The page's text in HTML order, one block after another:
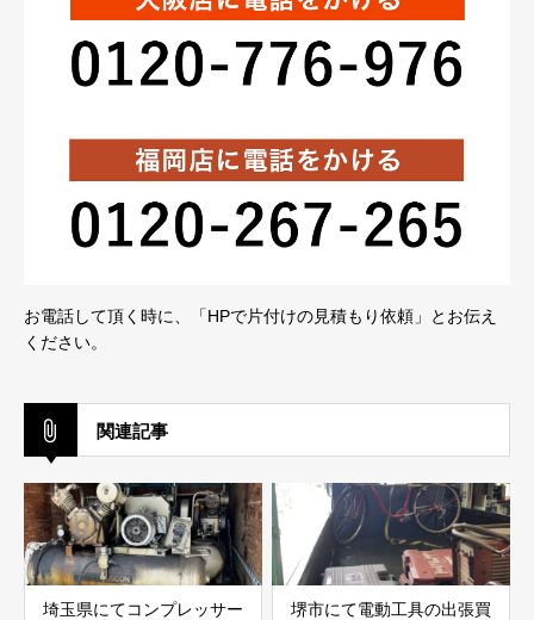
お電話して頂く時に、「HPで片付けの見積もり依頼」とお伝え
ください。
関連記事
埼玉県にてコンプレッサー
堺市にて電動工具の出張買